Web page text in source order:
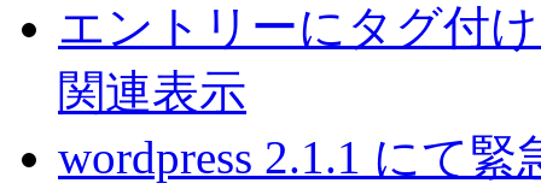
エントリーにタグ付
関連表示
wordpress 2.1.1 にて